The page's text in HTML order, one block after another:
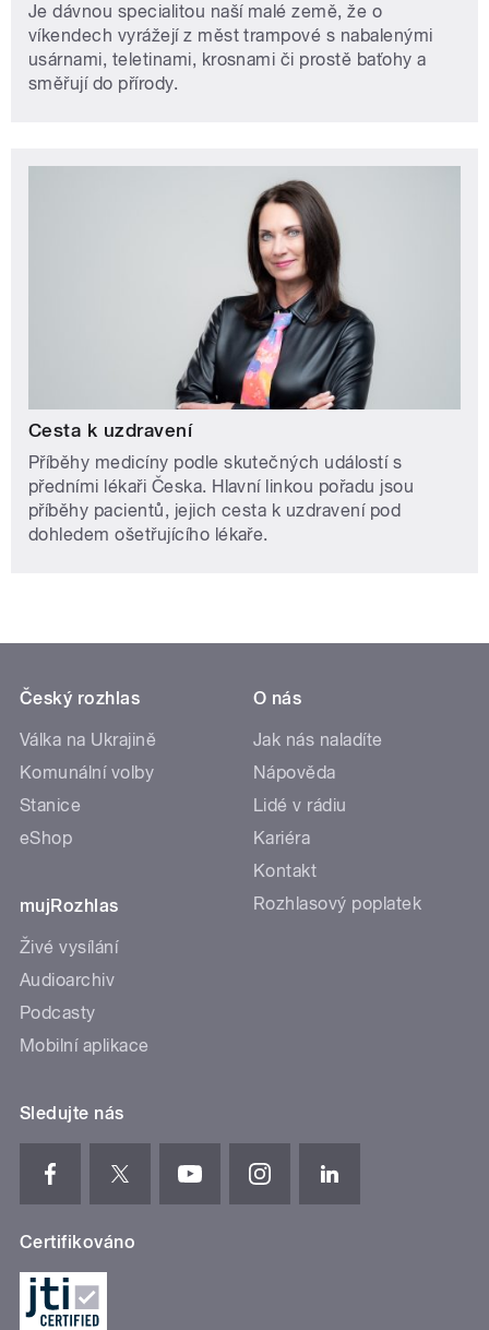
Je dávnou specialitou naší malé země, že o
víkendech vyrážejí z měst trampové s nabalenými
usárnami, teletinami, krosnami či prostě baťohy a
směřují do přírody.
Cesta k uzdravení
Příběhy medicíny podle skutečných událostí s
předními lékaři Česka. Hlavní linkou pořadu jsou
příběhy pacientů, jejich cesta k uzdravení pod
dohledem ošetřujícího lékaře.
Český rozhlas
Válka na Ukrajině
Komunální volby
Stanice
eShop
mujRozhlas
Živé vysílání
Audioarchiv
Podcasty
Mobilní aplikace
O nás
Jak nás naladíte
Nápověda
Lidé v rádiu
Kariéra
Kontakt
Rozhlasový poplatek
Sledujte nás
Certifikováno